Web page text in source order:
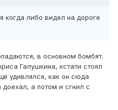
когда либо видел на дороге
в основном бомбят.
Галушкина, кстати стоял
удивлялся, как он сюда
а потом и сгнил с